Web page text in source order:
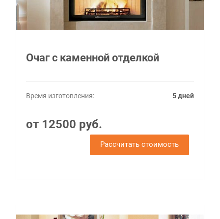
Очаг с каменной отделкой
Время изготовления: 5 дней
от 12500 руб.
Рассчитать стоимость